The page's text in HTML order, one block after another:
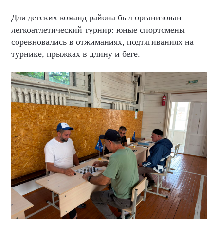
Для детских команд района был организован
легкоатлетический турнир: юные спортсмены
соревновались в отжиманиях, подтягиваниях на
турнике, прыжках в длину и беге.